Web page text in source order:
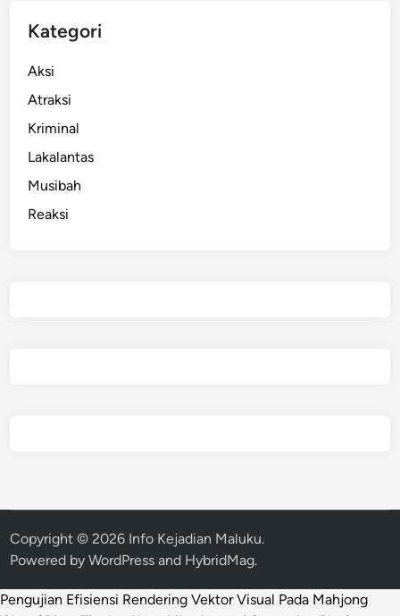
Kategori
Aksi
Atraksi
Kriminal
Lakalantas
Musibah
Reaksi
Copyright © 2026 Info Kejadian Maluku.
Powered byWordPress and HybridMag.
Pengujian Efisiensi Rendering Vektor Visual Pada Mahjong